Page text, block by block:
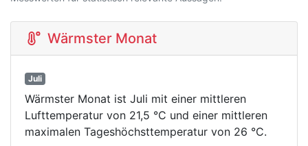
Wärmster Monat
Juli
Wärmster Monat ist Juli mit einer mittleren
Lufttemperatur von 21,5 °C und einer mittleren
maximalen Tageshöchsttemperatur von 26 °C.